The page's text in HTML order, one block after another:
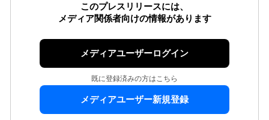
このプレスリリースには、
メディア関係者向けの情報があります
メディアユーザーログイン
既に登録済みの方はこちら
メディアユーザー新規登録